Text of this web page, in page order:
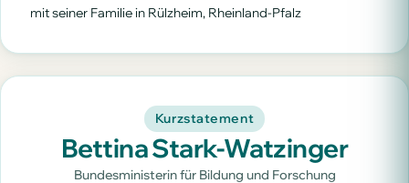
mit seiner Familie in Rülzheim, Rheinland-Pfalz
Kurzstatement
Bettina Stark-Watzinger
Bundesministerin für Bildung und Forschung